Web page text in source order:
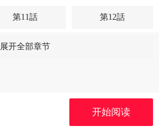
第11話 第12話
第14話
开始阅读
展开全部章节